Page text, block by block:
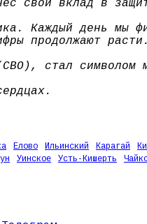
свой вклад в
Каждый день мы
продолжают
стал символом
Елово Ильинский Карагай
Уинское Усть-Кишерть